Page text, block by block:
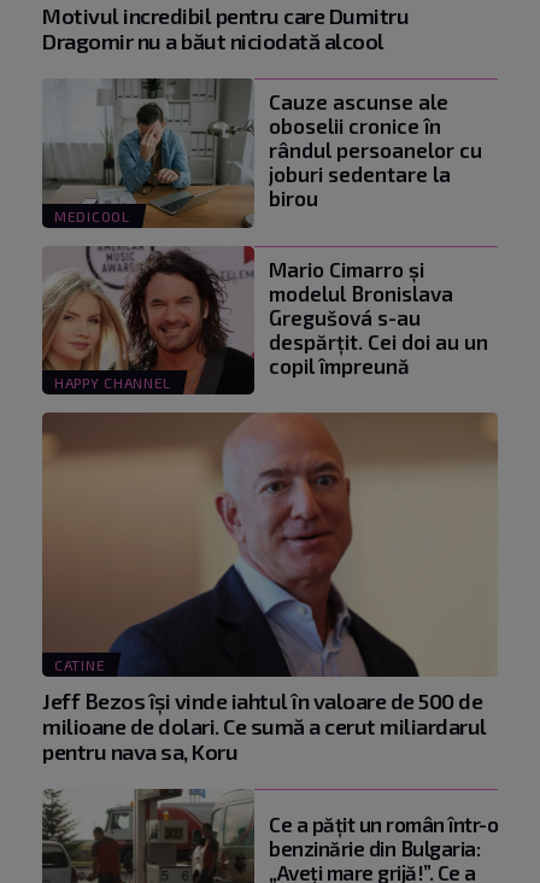
Motivul incredibil pentru care Dumitru
Dragomir nu a băut niciodată alcool
MEDICOOL
Cauze ascunse ale
oboselii cronice în
rândul persoanelor cu
joburi sedentare la
birou
HAPPY CHANNEL
Mario Cimarro și
modelul Bronislava
Gregušová s-au
despărțit. Cei doi au un
copil împreună
CATINE
Jeff Bezos își vinde iahtul în valoare de 500 de
milioane de dolari. Ce sumă a cerut miliardarul
pentru nava sa, Koru
Ce a pățit un român într-o
benzinărie din Bulgaria:
„Aveți mare grijă!”. Ce a